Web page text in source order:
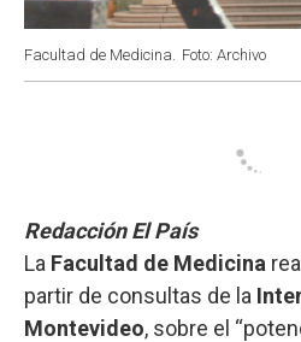
Facultad de Medicina. Foto: Archivo
Redacción El País
La Facultad de Medicina
partir de consultas de la
Montevideo, sobre el